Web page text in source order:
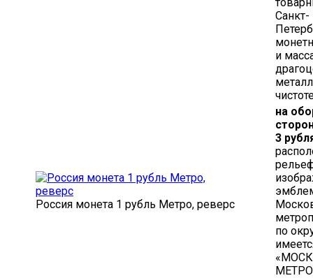
Санкт-
и
Россия монета 1 рубль Метро, реверс
на
3
по